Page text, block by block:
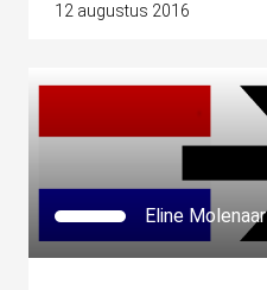
12 augustus 2016
Eline Molenaar